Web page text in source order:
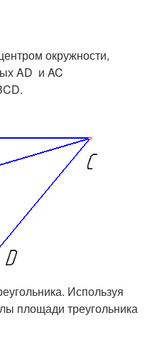
окружности,
AD и AC
Используя
площади треугольника